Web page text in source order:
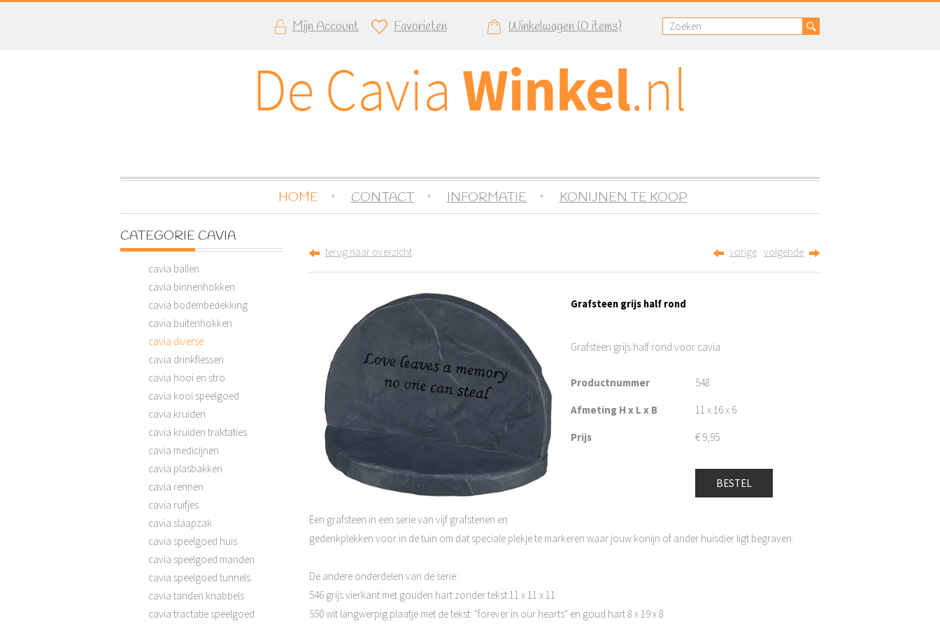
Mijn Account Favorieten Winkelwagen (0 items)
HOME CONTACT INFORMATIE KONIJNEN TE KOOP
CATEGORIE CAVIA
cavia ballen
cavia binnenhokken
cavia bodembedekking
cavia buitenhokken
cavia diverse
cavia drinkflessen
cavia hooi en stro
cavia kooi speelgoed
cavia kruiden
cavia kruiden traktaties
cavia medicijnen
cavia plasbakken
cavia rennen
cavia ruifjes
cavia slaapzak
cavia speelgoed huis
cavia speelgoed manden
cavia speelgoed tunnels
cavia tanden knabbels
cavia tractatie speelgoed
terug naar overzicht vorige volgende
Grafsteen grijs half rond
Grafsteen grijs half rond voor cavia
Productnummer 548
Afmeting H x L x B 11 x 16 x 6
Prijs € 9,95
BESTEL
Een grafsteen in een serie van vijf grafstenen en
gedenkplekken voor in de tuin om dat speciale plekje te markeren waar jouw konijn of ander huisdier ligt begraven.
De andere onderdelen van de serie:
546 grijs vierkant met gouden hart zonder tekst 11 x 11 x 11
550 wit langwerpig plaatje met de tekst: "forever in our hearts" en goud hart 8 x 19 x 8